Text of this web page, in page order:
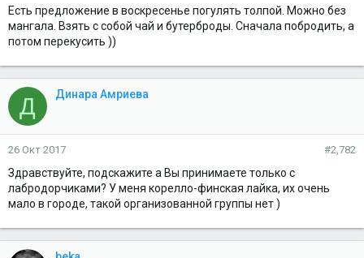
Есть предложение в воскресенье погулять толпой. Можно без
мангала. Взять с собой чай и бутерброды. Сначала побродить, а
потом перекусить ))
Д Динара Амриева
26 Окт 2017 #2,782
Здравствуйте, подскажите а Вы принимаете только с
лабродорчиками? У меня корелло-финская лайка, их очень
мало в городе, такой организованной группы нет )